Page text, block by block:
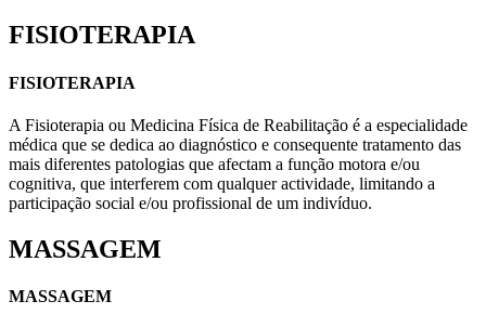
FISIOTERAPIA
FISIOTERAPIA
A Fisioterapia ou Medicina Física de Reabilitação é a especialidade
médica que se dedica ao diagnóstico e consequente tratamento das
mais diferentes patologias que afectam a função motora e/ou
cognitiva, que interferem com qualquer actividade, limitando a
participação social e/ou profissional de um indivíduo.
MASSAGEM
MASSAGEM